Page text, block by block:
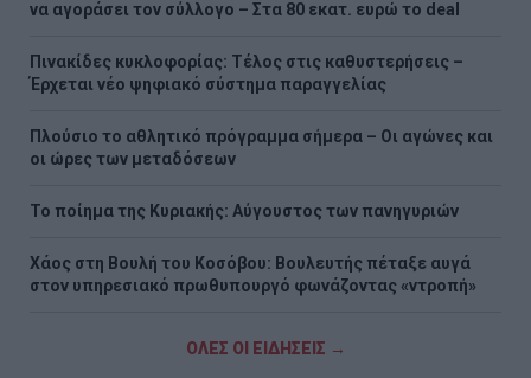
να αγοράσει τον σύλλογο – Στα 80 εκατ. ευρώ το deal
Πινακίδες κυκλοφορίας: Τέλος στις καθυστερήσεις –
Έρχεται νέο ψηφιακό σύστημα παραγγελίας
Πλούσιο το αθλητικό πρόγραμμα σήμερα – Οι αγώνες και
οι ώρες των μεταδόσεων
Το ποίημα της Κυριακής: Αύγουστος των πανηγυριών
Χάος στη Βουλή του Κοσόβου: Βουλευτής πέταξε αυγά
στον υπηρεσιακό πρωθυπουργό φωνάζοντας «ντροπή»
ΟΛΕΣ ΟΙ ΕΙΔΗΣΕΙΣ →